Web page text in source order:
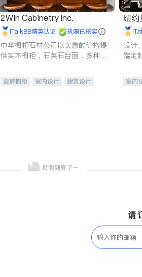
2Win Cabinetry Inc.
iTalkBB精英认证 执照已核实
中华橱柜石材公司以实惠的价格提
供实木橱柜，石英石台面，多种优
机。品质厨房，家的选择。
瓷砖橱柜 室内设计
建筑设计
纽约贝
E
设计
端定
室内
请